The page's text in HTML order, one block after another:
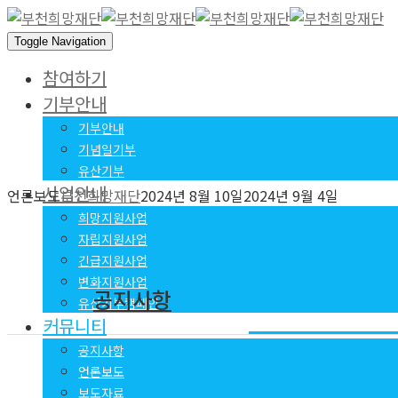
Toggle Navigation
참여하기
기부안내
기부안내
기념일기부
유산기부
사업안내
희망지원사업
자립지원사업
긴급지원사업
변화지원사업
유산기부캠페인
커뮤니티
공지사항
언론보도
보도자료
언론보도부천희망재단2024년 8월 10일2024년 9월 4일
공지사항